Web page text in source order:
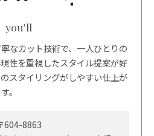
you'll
なカット技術で、一人ひとりの
性を重視したスタイル提案が好
スタイリングがしやすい仕上が
。
604-8863